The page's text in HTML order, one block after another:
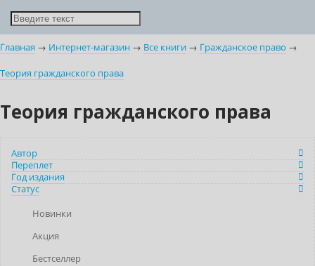
Главная → Интернет-магазин → Все книги → Гражданское право →
Теория гражданского права
Теория гражданского права
Автор
Переплет
Год издания
Статус
Новинки
Акция
Бестселлер